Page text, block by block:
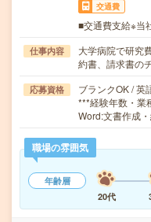
交通費
■交通費支給※当
仕事内容
大学病院で研究
約書、請求書の
応募資格
ブランクOK / 英
***経験年数・業
Word:文書作成
職場の雰囲気
年齢層
20代